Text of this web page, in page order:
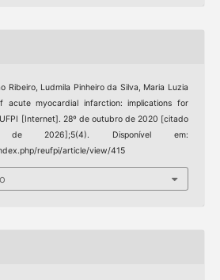
Ribeiro, Ludmila Pinheiro da Silva, Maria Luzia
acute myocardial infarction: implications for
[Internet]. 28º de outubro de 2020 [citado
2026];5(4). Disponível em:
reufpi/article/view/415